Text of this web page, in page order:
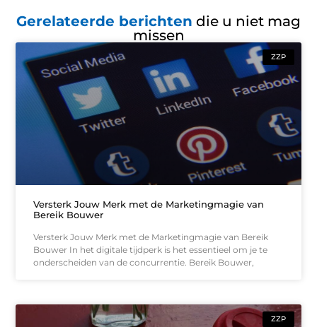
Gerelateerde berichten die u niet mag
missen
ZZP
Versterk Jouw Merk met de Marketingmagie van
Bereik Bouwer
Versterk Jouw Merk met de Marketingmagie van Bereik
Bouwer In het digitale tijdperk is het essentieel om je te
onderscheiden van de concurrentie. Bereik Bouwer,
ZZP